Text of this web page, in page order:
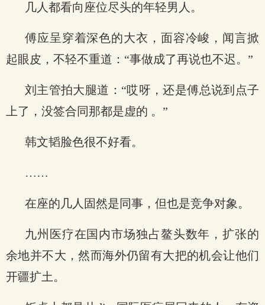
几人都看向座位尽头的年轻男人。
傅应呈穿着深色的大衣，面容冷峻，闻言掀
起眼皮，不轻不重道：“事做成了再说也不迟。”
刘主管拍大腿道：“哎呀，还是傅总说到点子
上了，没签合同那都是虚的 。”
韩文韬脸色很不好看。
……
在座的几人固然是同事，但也是竞争对象。
九州医疗在国内市场独占鳌头数年，扩张的
余地并不大，然而海外仍留有大把的机会让他们
开疆扩土。